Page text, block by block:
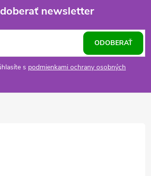
newsletter
s podmienkami ochrany osobných
ODOBERAŤ